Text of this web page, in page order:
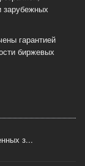
зарубежных
гарантией
биржевых
з...